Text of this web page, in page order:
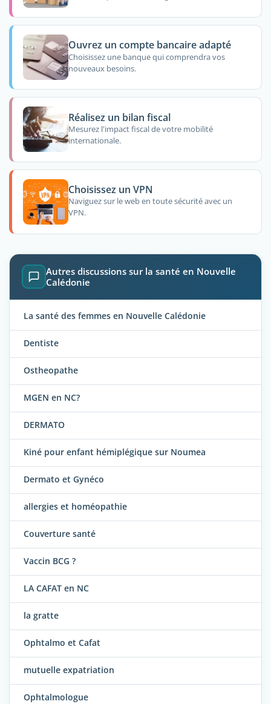
Ouvrez un compte bancaire adapté
Choisissez une banque qui comprendra vos
nouveaux besoins.
Réalisez un bilan fiscal
Mesurez l'impact fiscal de votre mobilité
internationale.
Choisissez un VPN
Naviguez sur le web en toute sécurité avec un
VPN.
Autres discussions sur la santé en Nouvelle
Calédonie
La santé des femmes en Nouvelle Calédonie
Dentiste
Ostheopathe
MGEN en NC?
DERMATO
Kiné pour enfant hémiplégique sur Noumea
Dermato et Gynéco
allergies et homéopathie
Couverture santé
Vaccin BCG ?
LA CAFAT en NC
la gratte
Ophtalmo et Cafat
mutuelle expatriation
Ophtalmologue